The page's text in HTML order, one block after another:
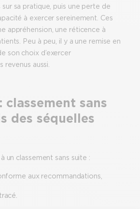
sur sa pratique, puis une perte de
à exercer sereinement. Ces
appréhension, une réticence à
Peu à peu, il y a une remise en
son choix d’exercer
revenus aussi.
classement sans
des séquelles
un classement sans suite :
aux recommandations,